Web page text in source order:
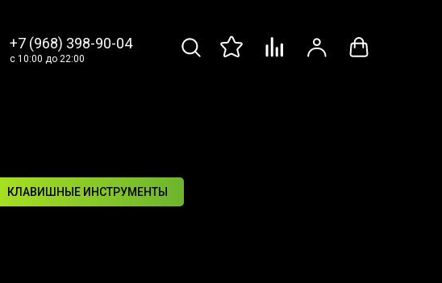
+7 (968) 398-90-04
с 10:00 до 22:00
КЛАВИШНЫЕ ИНСТРУМЕНТЫ